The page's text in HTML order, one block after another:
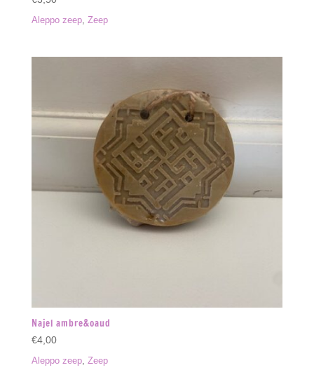
Aleppo zeep, Zeep
Najel ambre&oaud
€4,00
Aleppo zeep, Zeep